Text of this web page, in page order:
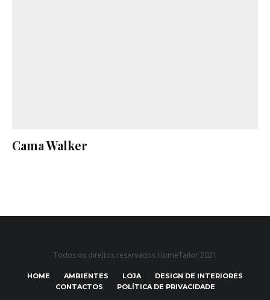
Cama Walker
Todos os direitos reservados HomeTailor 2021
HOME AMBIENTES LOJA
DESIGN DE INTERIORES
CONTACTOS
POLÍTICA DE PRIVACIDADE